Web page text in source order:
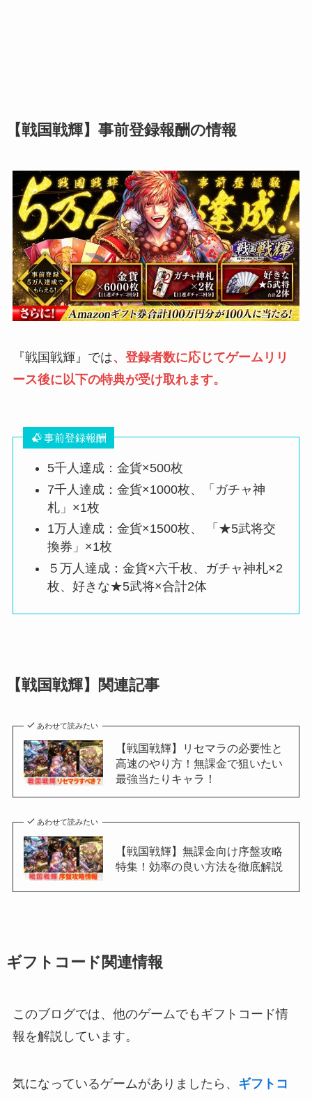
【戦国戦輝】事前登録報酬の情報
『戦国戦輝』では、登録者数に応じてゲームリリ
ース後に以下の特典が受け取れます。
事前登録報酬
5千人達成：金貨×500枚
7千人達成：金貨×1000枚、「ガチャ神
札」×1枚
1万人達成：金貨×1500枚、 「★5武将交
換券」×1枚
５万人達成：金貨×六千枚、ガチャ神札×2
枚、好きな★5武将×合計2体
【戦国戦輝】関連記事
あわせて読みたい
【戦国戦輝】リセマラの必要性と
高速のやり方！無課金で狙いたい
最強当たりキャラ！
あわせて読みたい
【戦国戦輝】無課金向け序盤攻略
特集！効率の良い方法を徹底解説
ギフトコード関連情報
このブログでは、他のゲームでもギフトコード情
報を解説しています。
気になっているゲームがありましたら、 ギフトコ